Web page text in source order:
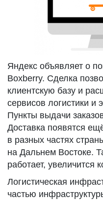
Яндекс объявляет о
Boxberry. Сделка
клиентскую базу и
сервисов логистики и
Пункты выдачи
Доставка появятся
в разных частях
на Дальнем Востоке.
работает, увеличится
Логистическая
частью